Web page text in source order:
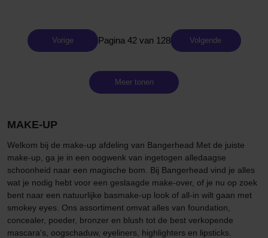
Vorige Pagina 42 van 128 Volgende
Meer tonen
MAKE-UP
Welkom bij de make-up afdeling van Bangerhead Met de juiste
make-up, ga je in een oogwenk van ingetogen alledaagse
schoonheid naar een magische bom. Bij Bangerhead vind je alles
wat je nodig hebt voor een geslaagde make-over, of je nu op zoek
bent naar een natuurlijke basmake-up look of all-in wilt gaan met
smokey eyes. Ons assortiment omvat alles van foundation,
concealer, poeder, bronzer en blush tot de best verkopende
mascara's, oogschaduw, eyeliners, highlighters en lipsticks.